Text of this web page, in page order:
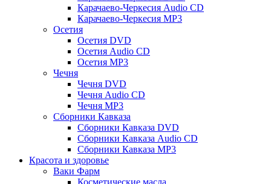
Карачаево-Черкесия Audio CD
Карачаево-Черкесия MP3
Осетия
Осетия DVD
Осетия Audio CD
Осетия MP3
Чечня
Чечня DVD
Чечня Audio CD
Чечня MP3
Сборники Кавказа
Сборники Кавказа DVD
Сборники Кавказа Audio CD
Сборники Кавказа MP3
Красота и здоровье
Ваки Фарм
Косметические масла